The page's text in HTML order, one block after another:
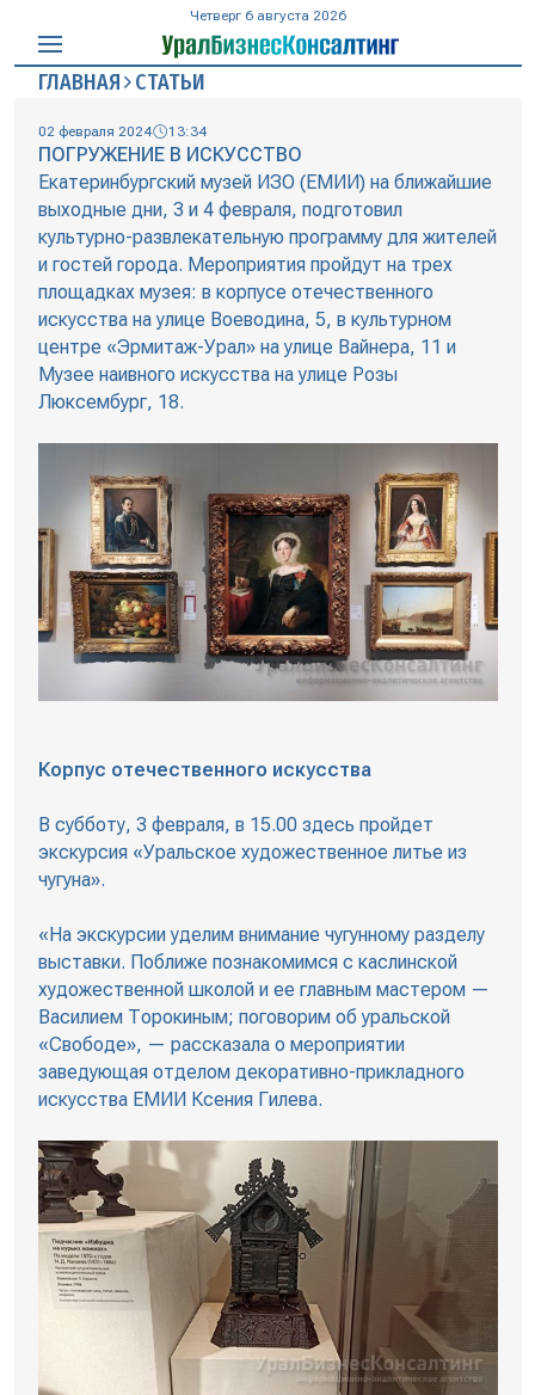
Четверг 6 августа 2026
ГЛАВНАЯ СТАТЬИ
02 февраля 2024 13:34
ПОГРУЖЕНИЕ В ИСКУССТВО
Екатеринбургский музей ИЗО (ЕМИИ) на ближайшие
выходные дни, 3 и 4 февраля, подготовил
культурно-развлекательную программу для жителей
и гостей города. Мероприятия пройдут на трех
площадках музея: в корпусе отечественного
искусства на улице Воеводина, 5, в культурном
центре «Эрмитаж-Урал» на улице Вайнера, 11 и
Музее наивного искусства на улице Розы
Люксембург, 18.
Корпус отечественного искусства
В субботу, 3 февраля, в 15.00 здесь пройдет
экскурсия «Уральское художественное литье из
чугуна».
«На экскурсии уделим внимание чугунному разделу
выставки. Поближе познакомимся с каслинской
художественной школой и ее главным мастером —
Василием Торокиным; поговорим об уральской
«Свободе», — рассказала о мероприятии
заведующая отделом декоративно-прикладного
искусства ЕМИИ Ксения Гилева.